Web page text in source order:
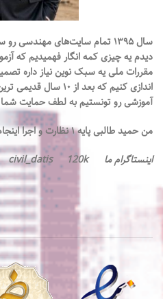
سال ۱۳۹۵ تمام سایت‌های
دیدم یه چیزی کمه انگار فهميديم که
مقررات‌ ملی یه سبک نوین نیاز داره
اندازی کنیم که بعد از
آموزشی رو تونستیم به لطف حمایت
من حمید طالبی پایه ۱ نظارت و اجرا اینجام تا بهترین انتخاب رو داشته باشی.
اینستاگرام ما civil_datis 120k